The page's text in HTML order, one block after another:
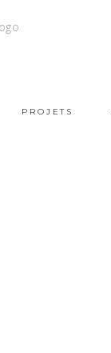
PROJETS